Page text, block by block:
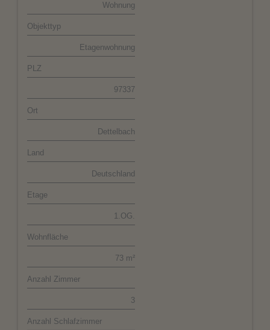
Wohnung
Objekttyp
Etagenwohnung
PLZ
97337
Ort
Dettelbach
Land
Deutschland
Etage
1.OG.
Wohnfläche
73 m²
Anzahl Zimmer
3
Anzahl Schlafzimmer